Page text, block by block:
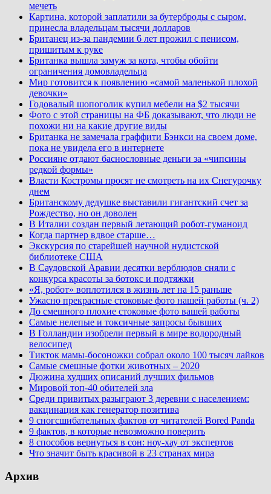
мечеть
Картина, которой заплатили за бутерброды с сыром,
принесла владельцам тысячи долларов
Британец из-за пандемии 6 лет прожил с пенисом,
пришитым к руке
Британка вышла замуж за кота, чтобы обойти
ограничения домовладельца
Мир готовится к появлению «самой маленькой плохой
девочки»
Годовалый шопоголик купил мебели на $2 тысячи
Фото с этой страницы на ФБ доказывают, что люди не
похожи ни на какие другие виды
Британка не замечала граффити Бэнкси на своем доме,
пока не увидела его в интернете
Россияне отдают баснословные деньги за «чипсины
редкой формы»
Власти Костромы просят не смотреть на их Снегурочку
днем
Британскому дедушке выставили гигантский счет за
Рождество, но он доволен
В Италии создан первый летающий робот-гуманоид
Когда партнер вдвое старше…
Экскурсия по старейшей научной нудистской
библиотеке США
В Саудовской Аравии десятки верблюдов сняли с
конкурса красоты за ботокс и подтяжки
«Я, робот» воплотился в жизнь лет на 15 раньше
Ужасно прекрасные стоковые фото нашей работы (ч. 2)
До смешного плохие стоковые фото вашей работы
Самые нелепые и токсичные запросы бывших
В Голландии изобрели первый в мире водородный
велосипед
Тикток мамы-босоножки собрал около 100 тысяч лайков
Самые смешные фотки животных – 2020
Дюжина худших описаний лучших фильмов
Мировой топ-40 обителей зла
Среди привитых разыграют 3 деревни с населением:
вакцинация как генератор позитива
9 сногсшибательных фактов от читателей Bored Panda
9 фактов, в которые невозможно поверить
8 способов вернуться в сон: ноу-хау от экспертов
Что значит быть красивой в 23 странах мира
Архив